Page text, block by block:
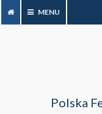
MENU
Polska